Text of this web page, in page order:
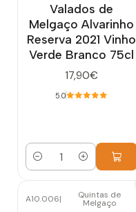
Valados de
Melgaço Alvarinho
Reserva 2021 Vinho
Verde Branco 75cl
17,90€
5.0
Quantidade
A10.006| Quintas de
Melgaço